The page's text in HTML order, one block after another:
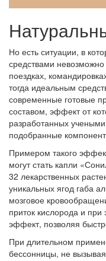
Но есть ситуации, в
средствами
поездках,
тогда идеальным
современные готовые
составом, эффект от
разработанных
подобранные
Примером такого
могут стать капли «
32 лекарственных
уникальных ягод габа
мозговое
приток кислорода и при
эффект, позволяя
При длительном
бессонницы, не